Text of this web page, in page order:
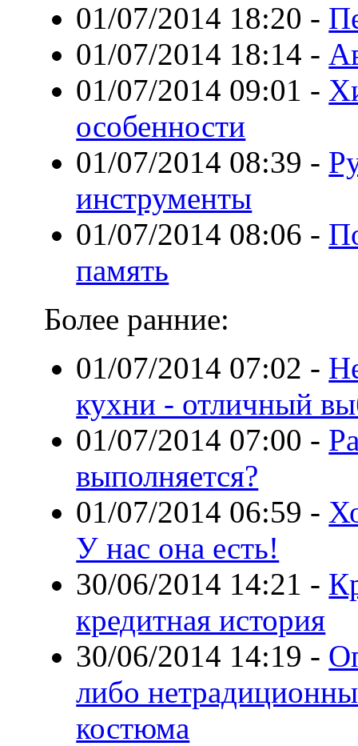
01/07/2014 18:20 -
01/07/2014 18:14 -
01/07/2014 09:01 -
особенности
01/07/2014 08:39 -
инструменты
01/07/2014 08:06 -
память
Более ранние:
01/07/2014 07:02 -
кухни - отличный
01/07/2014 07:00 -
выполняется?
01/07/2014 06:59 -
У нас она есть!
30/06/2014 14:21 -
кредитная история
30/06/2014 14:19 -
либо
костюма